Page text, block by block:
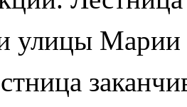
улицы